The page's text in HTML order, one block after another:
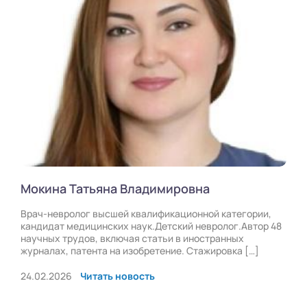
Мокина Татьяна Владимировна
Врач-невролог высшей квалификационной категории,
кандидат медицинских наук.Детский невролог.Автор 48
научных трудов, включая статьи в иностранных
журналах, патента на изобретение. Стажировка […]
24.02.2026
Читать новость